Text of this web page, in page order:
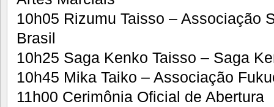
10h05 Rizumu Taisso – Associação
Brasil
10h25 Saga Kenko Taisso – Saga
10h45 Mika Taiko – Associação
11h00 Cerimônia Oficial de Abertura